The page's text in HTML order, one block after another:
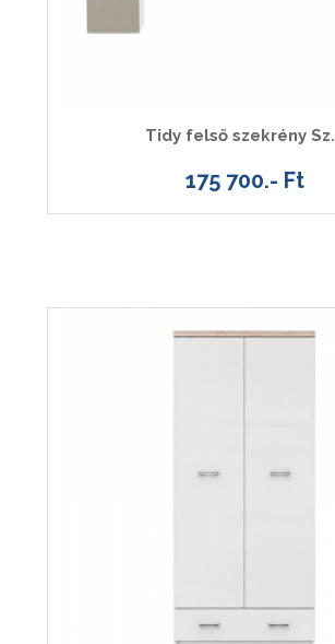
Tidy felső szekrény Sz.
175 700.- Ft